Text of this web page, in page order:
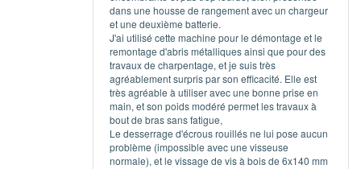
dans une housse de rangement avec un chargeur
et une deuxième batterie.
J'ai utilisé cette machine pour le démontage et le
remontage d'abris métalliques ainsi que pour des
travaux de charpentage, et je suis très
agréablement surpris par son efficacité. Elle est
très agréable à utiliser avec une bonne prise en
main, et son poids modéré permet les travaux à
bout de bras sans fatigue,
Le desserrage d'écrous rouillés ne lui pose aucun
problème (impossible avec une visseuse
normale), et le vissage de vis à bois de 6x140 mm